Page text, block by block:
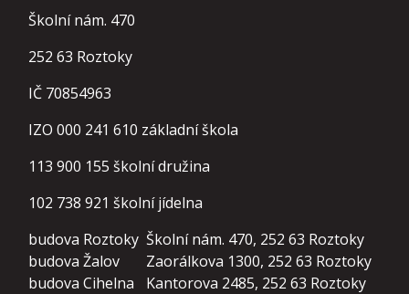
Školní nám. 470
252 63 Roztoky
IČ 70854963
IZO 000 241 610 základní škola
113 900 155 školní družina
102 738 921 školní jídelna
budova Roztoky Školní nám. 470, 252 63 Roztoky
budova Žalov
Zaorálkova 1300, 252 63 Roztoky
budova Cihelna
Kantorova 2485, 252 63 Roztoky